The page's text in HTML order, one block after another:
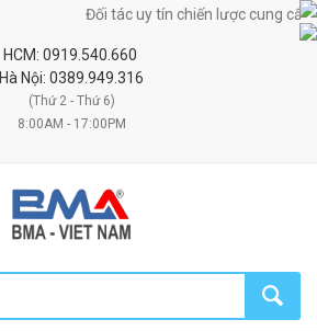
Đối tác uy tín chiến lược cung cấp máy móc,
HCM: 0919.540.660
Hà Nội: 0389.949.316
(Thứ 2 - Thứ 6)
8:00AM - 17:00PM